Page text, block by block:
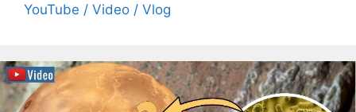
YouTube / Video / Vlog